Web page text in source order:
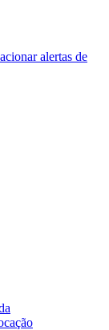
alertas de